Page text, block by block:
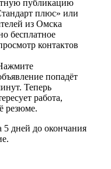
публикацию
плюс» или
из Омска
бесплатное
контактов
попадёт
Теперь
работа,
резюме.
дней до окончания